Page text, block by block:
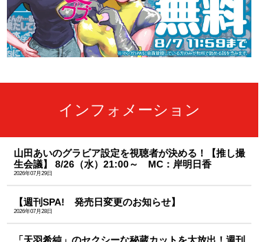
インフォメーション
山田あいのグラビア設定を視聴者が決める！【推し撮
生会議】 8/26（水）21:00～ MC：岸明日香
2026年07月29日
【週刊SPA! 発売日変更のお知らせ】
2026年07月28日